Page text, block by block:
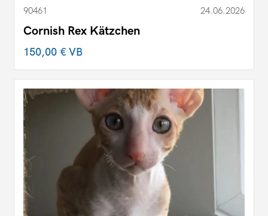
90461 24.06.2026
Cornish Rex Kätzchen
150,00 €VB